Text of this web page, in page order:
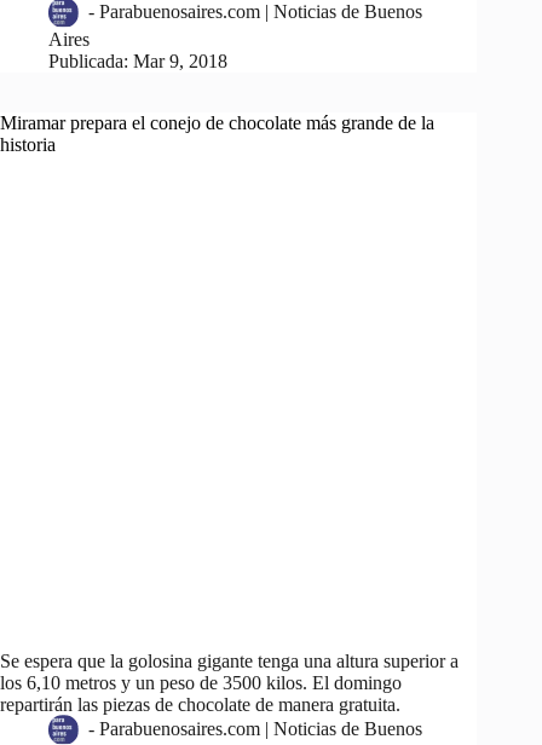
- Parabuenosaires.com | Noticias de Buenos
Aires
Publicada: Mar 9, 2018
Miramar prepara el conejo de chocolate más grande de la
historia
Se espera que la golosina gigante tenga una altura superior a
los 6,10 metros y un peso de 3500 kilos. El domingo
repartirán las piezas de chocolate de manera gratuita.
- Parabuenosaires.com | Noticias de Buenos